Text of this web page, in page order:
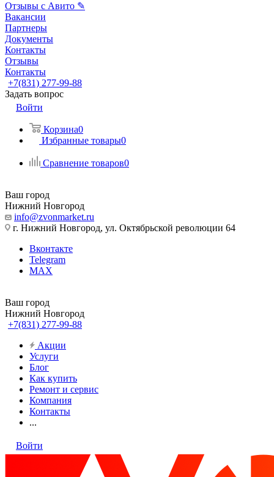
Отзывы с Авито ✎
Вакансии
Партнеры
Документы
Контакты
Отзывы
Контакты
+7(831) 277-99-88
Задать вопрос
Войти
Корзина0
Избранные товары0
Сравнение товаров0
Ваш город
Нижний Новгород
info@zvonmarket.ru
г. Нижний Новгород, ул. Октябрьской революции 64
Вконтакте
Telegram
MAX
Ваш город
Нижний Новгород
+7(831) 277-99-88
Акции
Услуги
Блог
Как купить
Ремонт и сервис
Компания
Контакты
...
Войти